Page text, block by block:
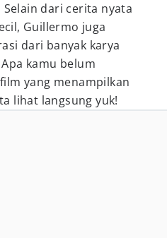
dari cerita nyata
Guillermo juga
dari banyak karya
kamu belum
yang menampilkan
lihat langsung yuk!